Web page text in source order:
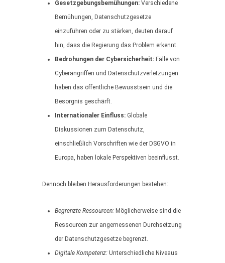
Gesetzgebungsbemühungen: Verschiedene
Bemühungen, Datenschutzgesetze
einzuführen oder zu stärken, deuten darauf
hin, dass die Regierung das Problem erkennt.
Bedrohungen der Cybersicherheit: Fälle von
Cyberangriffen und Datenschutzverletzungen
haben das öffentliche Bewusstsein und die
Besorgnis geschärft.
Internationaler Einfluss: Globale
Diskussionen zum Datenschutz,
einschließlich Vorschriften wie der DSGVO in
Europa, haben lokale Perspektiven beeinflusst.
Dennoch bleiben Herausforderungen bestehen:
Begrenzte Ressourcen: Möglicherweise sind die
Ressourcen zur angemessenen Durchsetzung
der Datenschutzgesetze begrenzt.
Digitale Kompetenz: Unterschiedliche Niveaus